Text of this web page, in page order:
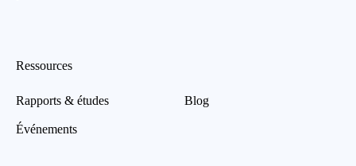
Ressources
Rapports & études
Événements
Blog